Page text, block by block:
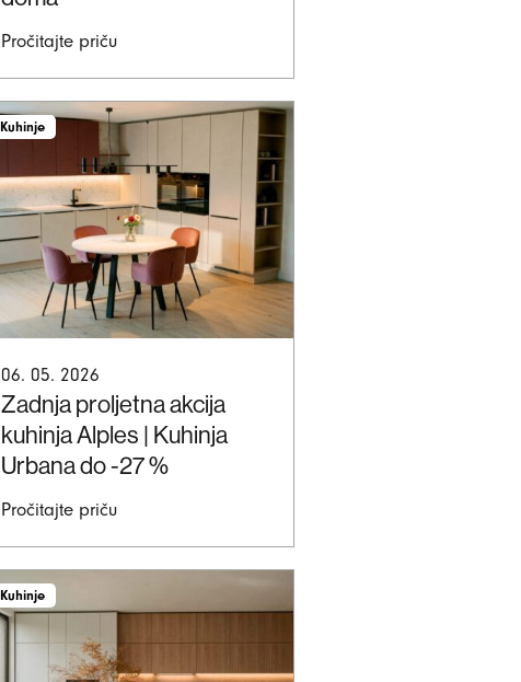
Pročitajte priču
Kuhinje
06. 05. 2026
Zadnja proljetna akcija
kuhinja Alples | Kuhinja
Urbana do -27 %
Pročitajte priču
Kuhinje